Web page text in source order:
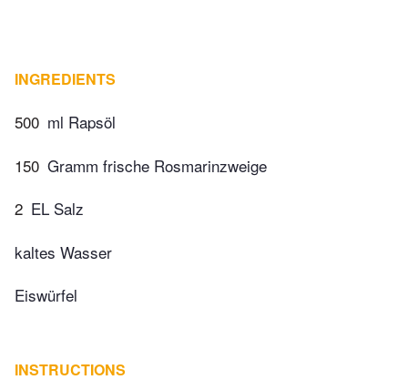
INGREDIENTS
500 ml Rapsöl
150 Gramm frische Rosmarinzweige
2 EL Salz
kaltes Wasser
Eiswürfel
INSTRUCTIONS